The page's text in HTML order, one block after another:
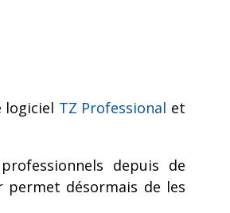
logiciel TZ Professional et
depuis de
permet désormais de les